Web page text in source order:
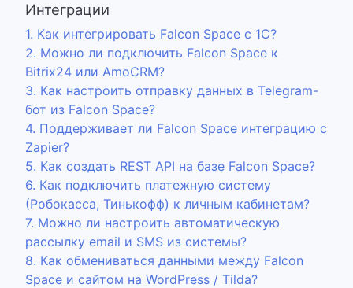
Интеграции
1. Как интегрировать Falcon Space с 1С?
2. Можно ли подключить Falcon Space к
Bitrix24 или AmoCRM?
3. Как настроить отправку данных в Telegram-
бот из Falcon Space?
4. Поддерживает ли Falcon Space интеграцию с
Zapier?
5. Как создать REST API на базе Falcon Space?
6. Как подключить платежную систему
(Робокасса, Тинькофф) к личным кабинетам?
7. Можно ли настроить автоматическую
рассылку email и SMS из системы?
8. Как обмениваться данными между Falcon
Space и сайтом на WordPress / Tilda?